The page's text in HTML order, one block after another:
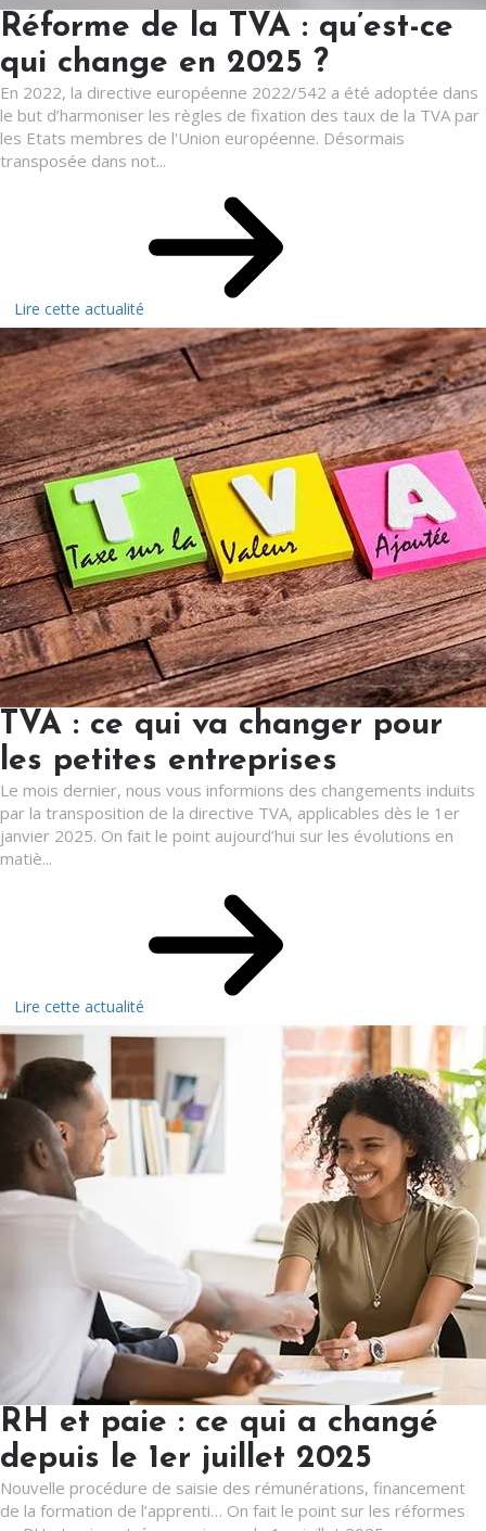
Réforme de la TVA : qu’est-ce
qui change en 2025 ?
En 2022, la directive européenne 2022/542 a été adoptée dans
le but d’harmoniser les règles de fixation des taux de la TVA par
les Etats membres de l'Union européenne. Désormais
transposée dans not...
Lire cette actualité
TVA : ce qui va changer pour
les petites entreprises
Le mois dernier, nous vous informions des changements induits
par la transposition de la directive TVA, applicables dès le 1er
janvier 2025. On fait le point aujourd’hui sur les évolutions en
matiè...
Lire cette actualité
RH et paie : ce qui a changé
depuis le 1er juillet 2025
Nouvelle procédure de saisie des rémunérations, financement
de la formation de l’apprenti… On fait le point sur les réformes